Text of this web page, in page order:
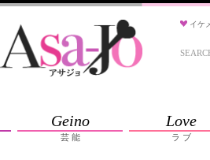
イケ
Geino
芸 能
Love
ラ ブ